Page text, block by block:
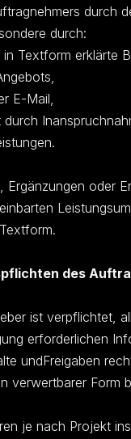
durch
durch:
Textform erklärte
E-Mail,
Ergänzungen oder
des
ist verpflichtet,
erforderlichen
undFreigaben
verwertbarer Form
je nach Projekt